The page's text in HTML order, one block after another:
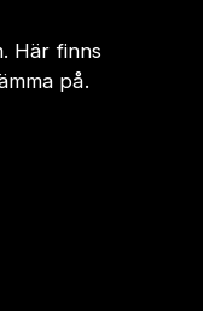
Här finns
på.